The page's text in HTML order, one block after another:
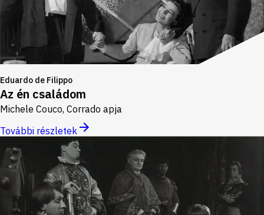
Eduardo de Filippo
Az én családom
Michele Couco, Corrado apja
További részletek